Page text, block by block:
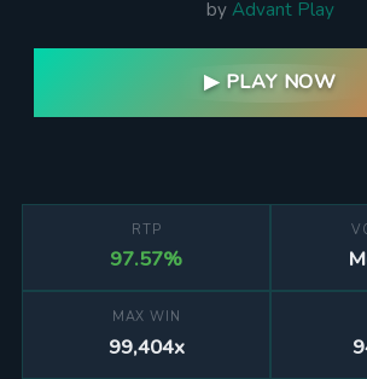
by Advant Play
▶ PLAY NOW
RTP
97.57%
MAX WIN
99,404x